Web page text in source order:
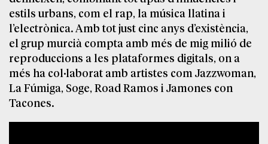
estils urbans, com el rap, la música llatina i
l’electrònica. Amb tot just cinc anys d’existència,
el grup murcià compta amb més de mig milió de
reproduccions a les plataformes digitals, on a
més ha col·laborat amb artistes com Jazzwoman,
La Fúmiga, Soge, Road Ramos i Jamones con
Tacones.